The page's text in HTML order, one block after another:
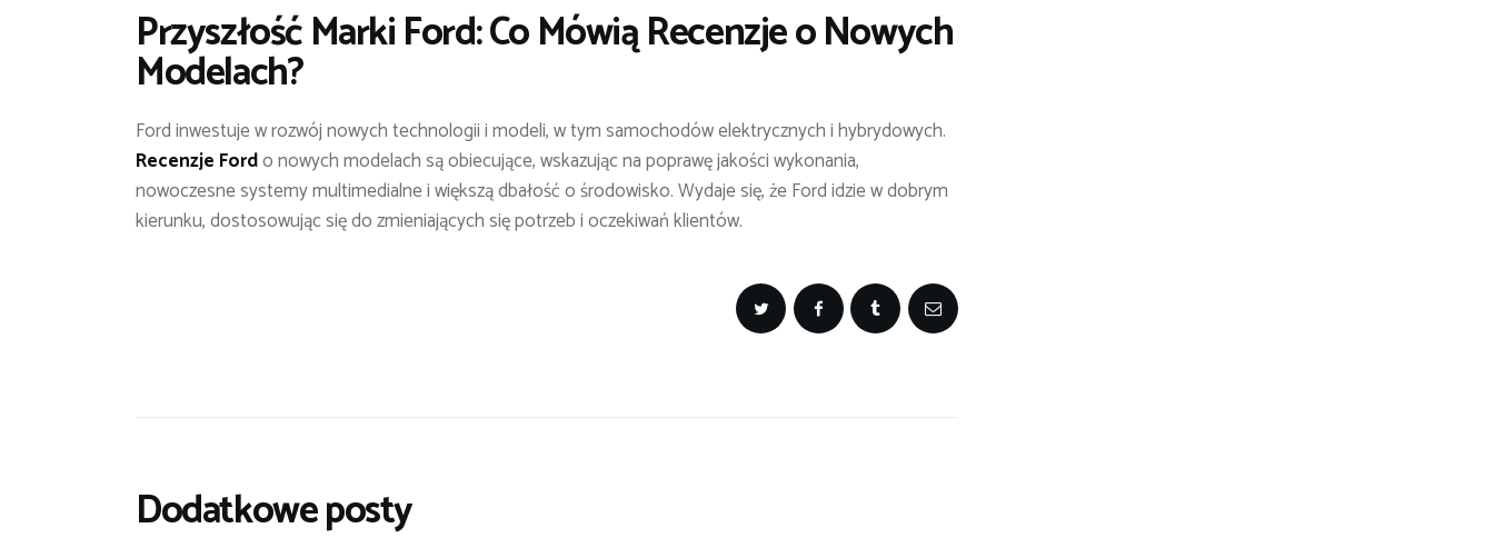
Przyszłość Marki Ford: Co Mówią Recenzje o Nowych
Modelach?
Ford inwestuje w rozwój nowych technologii i modeli, w tym samochodów elektrycznych i hybrydowych.
Recenzje Fordo nowych modelach są obiecujące, wskazując na poprawę jakości wykonania,
nowoczesne systemy multimedialne i większą dbałość o środowisko. Wydaje się, że Ford idzie w dobrym
kierunku, dostosowując się do zmieniających się potrzeb i oczekiwań klientów.
Dodatkowe posty